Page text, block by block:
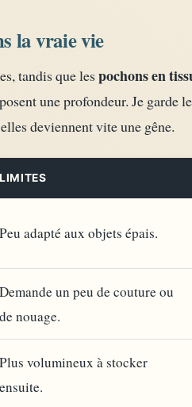
la vraie vie
tandis que lespochons en
une profondeur. Je garde
deviennent vite une gêne.
LIMITES
Peu adapté aux objets épais.
Demande un peu de couture ou
de nouage.
Plus volumineux à stocker
ensuite.